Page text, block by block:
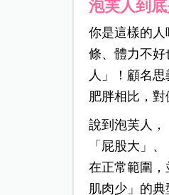
泡芙人到
你是這樣的
條、體力不
人」！顧名
肥胖相比，對
說到泡芙人
「屁股大」
在正常範圍，
肌肉少」的典